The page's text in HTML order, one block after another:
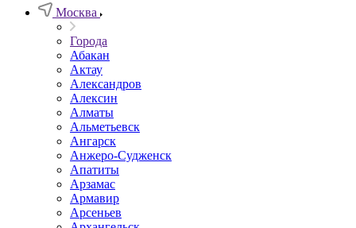
Москва
Города
Абакан
Актау
Александров
Алексин
Алматы
Альметьевск
Ангарск
Анжеро-Судженск
Апатиты
Арзамас
Армавир
Арсеньев